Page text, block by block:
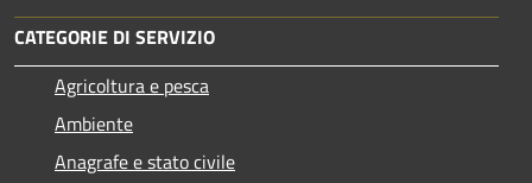
CATEGORIE DI SERVIZIO
Agricoltura e pesca
Ambiente
Anagrafe e stato civile